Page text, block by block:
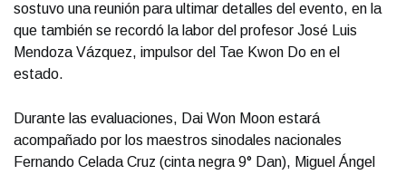
sostuvo una reunión para ultimar detalles del evento, en la
que también se recordó la labor del profesor José Luis
Mendoza Vázquez, impulsor del Tae Kwon Do en el
estado.
Durante las evaluaciones, Dai Won Moon estará
acompañado por los maestros sinodales nacionales
Fernando Celada Cruz (cinta negra 9° Dan), Miguel Ángel